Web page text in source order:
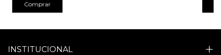
Comprar
INSTITUCIONAL